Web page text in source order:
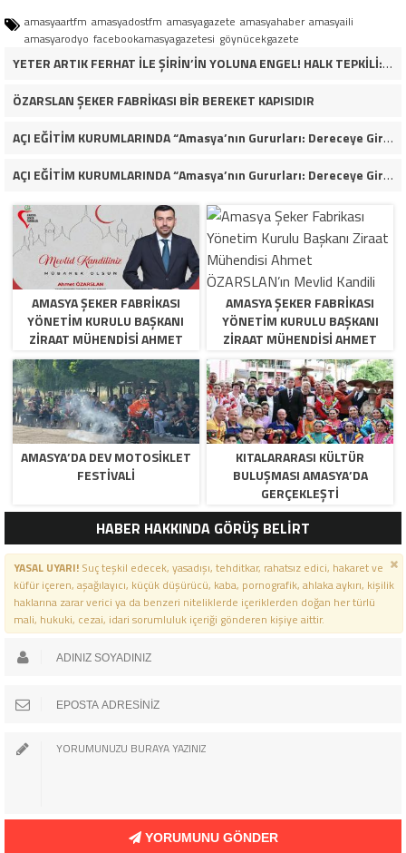
amasyaartfm amasyadostfm amasyagazete amasyahaber amasyaili
amasyarodyo facebookamasyagazetesi göynücekgazete
YETER ARTIK FERHAT İLE ŞİRİN’İN YOLUNA ENGEL! HALK TEPKİLİ: “YOLU KAPATMAK ÇÖZÜM DEĞİL, GÖREVİNİ YAP!”
ÖZARSLAN ŞEKER FABRİKASI BİR BEREKET KAPISIDIR
AÇI EĞİTİM KURUMLARINDA “Amasya’nın Gururları: Dereceye Giren Öğrenciler İçin Anlamlı Tören”
AÇI EĞİTİM KURUMLARINDA “Amasya’nın Gururları: Dereceye Giren Öğrenciler İçin Anlamlı Tören”
AMASYA ŞEKER FABRIKASI
YÖNETIM KURULU BAŞKANI
ZIRAAT MÜHENDISI AHMET
ÖZARSLAN’IN MEVLID KANDILI
MESAJI
AMASYA ŞEKER FABRIKASI
YÖNETIM KURULU BAŞKANI
ZIRAAT MÜHENDISI AHMET
ÖZARSLAN’IN MEVLID KANDILI
MESAJI
AMASYA’DA DEV MOTOSIKLET
FESTIVALI
KITALARARASI KÜLTÜR
BULUŞMASI AMASYA’DA
GERÇEKLEŞTI
HABER HAKKINDA GÖRÜŞ BELİRT
YASAL UYARI!Suç teşkil edecek, yasadışı, tehditkar, rahatsız edici, hakaret ve
küfür içeren, aşağılayıcı, küçük düşürücü, kaba, pornografik, ahlaka aykırı, kişilik
haklarına zarar verici ya da benzeri niteliklerde içeriklerden doğan her türlü
mali, hukuki, cezai, idari sorumluluk içeriği gönderen kişiye aittir.
YORUMUNU GÖNDER